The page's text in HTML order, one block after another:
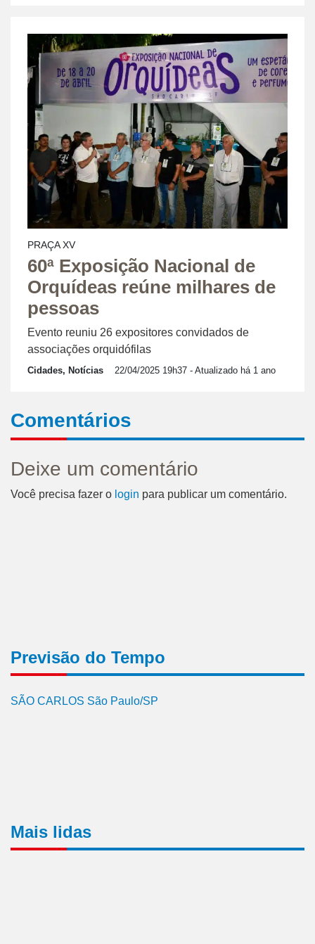
PRAÇA XV
60ª Exposição Nacional de
Orquídeas reúne milhares de
pessoas
Evento reuniu 26 expositores convidados de
associações orquidófilas
Cidades, Notícias 22/04/2025 19h37 - Atualizado há 1 ano
Comentários
Deixe um comentário
Você precisa fazer o login para publicar um comentário.
Previsão do Tempo
SÃO CARLOS São Paulo/SP
Mais lidas